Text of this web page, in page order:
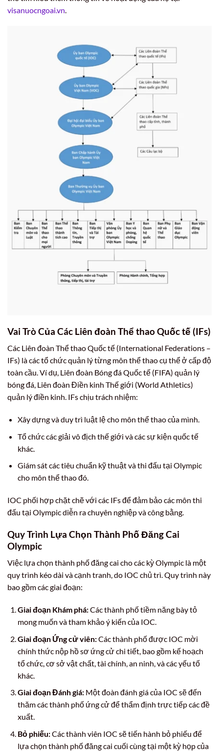
visanuocngoai.vn
Vai Trò Của Các Liên đoàn Thể thao Quốc tế (IFs)
Các Liên đoàn Thể thao Quốc tế (International Federations –
IFs) là các tổ chức quản lý từng môn thể thao cụ thể ở cấp độ
toàn cầu. Ví dụ, Liên đoàn Bóng đá Quốc tế (FIFA) quản lý
bóng đá, Liên đoàn Điền kinh Thế giới (World Athletics)
quản lý điền kinh. IFs chịu trách nhiệm:
Xây dựng và duy trì luật lệ cho môn thể thao của mình.
Tổ chức các giải vô địch thế giới và các sự kiện quốc tế
khác.
Giám sát các tiêu chuẩn kỹ thuật và thi đấu tại Olympic
cho môn thể thao đó.
IOC phối hợp chặt chẽ với các IFs để đảm bảo các môn thi
đấu tại Olympic diễn ra chuyên nghiệp và công bằng.
Quy Trình Lựa Chọn Thành Phố Đăng Cai
Olympic
Việc lựa chọn thành phố đăng cai cho các kỳ Olympic là một
quy trình kéo dài và cạnh tranh, do IOC chủ trì. Quy trình này
bao gồm các giai đoạn:
Giai đoạn Khám phá:Các thành phố tiềm năng bày tỏ
mong muốn và tham khảo ý kiến của IOC.
Giai đoạn Ứng cử viên:Các thành phố được IOC mời
chính thức nộp hồ sơ ứng cử chi tiết, bao gồm kế hoạch
tổ chức, cơ sở vật chất, tài chính, an ninh, và các yếu tố
khác.
Giai đoạn Đánh giá:Một đoàn đánh giá của IOC sẽ đến
thăm các thành phố ứng cử để thẩm định trực tiếp các đề
xuất.
Bỏ phiếu:Các thành viên IOC sẽ tiến hành bỏ phiếu để
lựa chọn thành phố đăng cai cuối cùng tại một kỳ họp của